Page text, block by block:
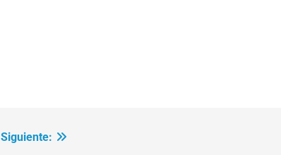
Siguiente: